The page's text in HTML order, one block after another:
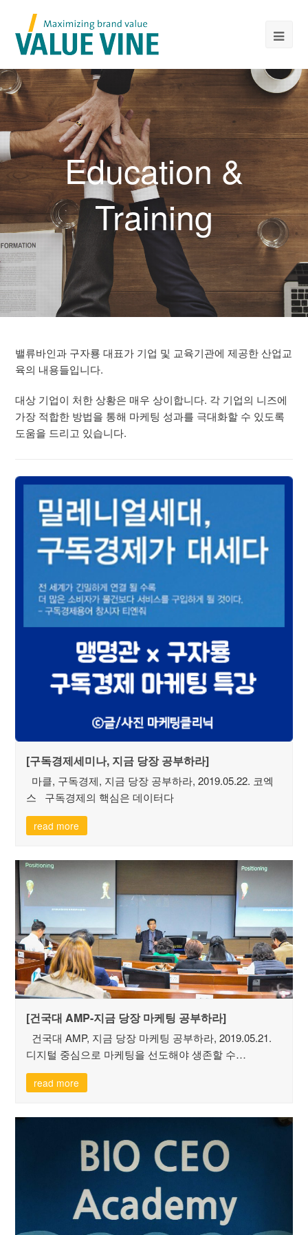
Education &
Training
밸류바인과 구자룡 대표가 기업 및 교육기관에 제공한 산업교
육의 내용들입니다.
대상 기업이 처한 상황은 매우 상이합니다. 각 기업의 니즈에
가장 적합한 방법을 통해 마케팅 성과를 극대화할 수 있도록
도움을 드리고 있습니다.
[구독경제세미나, 지금 당장 공부하라]
마클, 구독경제, 지금 당장 공부하라, 2019.05.22. 코엑
스 구독경제의 핵심은 데이터다
read more
[건국대 AMP-지금 당장 마케팅 공부하라]
건국대 AMP, 지금 당장 마케팅 공부하라, 2019.05.21.
디지털 중심으로 마케팅을 선도해야 생존할 수…
read more